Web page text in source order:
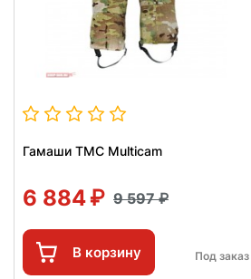
Гамаши TMC Multicam
6 884 9 597
В корзину Под заказ